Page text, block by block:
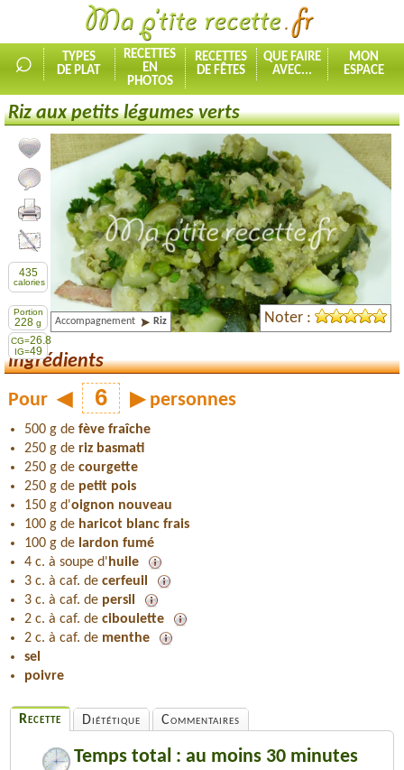
⌕
TYPES
DE PLAT
RECETTES
EN
PHOTOS
RECETTES
DE FÊTES
QUE FAIRE
AVEC...
MON
ESPACE
Riz aux petits légumes verts
Ajouter la recette à mes favorites
Commenter, noter la recette
Imprimer la recette
Partager cette recette
435
calories
Portion
228 g
CG=26.8
IG=49
Accompagnement Riz Noter :
Ingrédients
Pour ◀ ▶ personnes
500 g de fève fraîche
250 g de riz basmati
250 g de courgette
250 g de petit pois
150 g d'oignon nouveau
100 g de haricot blanc frais
100 g de lardon fumé
4 c. à soupe d' huile
3 c. à caf. de cerfeuil
3 c. à caf. de persil
2 c. à caf. de ciboulette
2 c. à caf. de menthe
sel
poivre
Recette Diététique Commentaires
Temps total : au moins 30 minutes